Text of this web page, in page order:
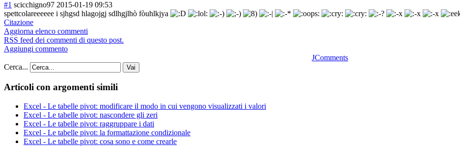
#1 scicchigno97 2015-01-19 09:53
spettcolareeeeee i sjhgsd hlagojgj sdlhgjlhò fòuhlkjya
Citazione
Aggiorna elenco commenti
RSS feed dei commenti di questo post.
Aggiungi commento
JComments
Cerca...
Vai
Articoli con argomenti simili
Excel - Le tabelle pivot: modificare il modo in cui vengono visualizzati i valori
Excel - Le tabelle pivot: nascondere gli zeri
Excel - Le tabelle pivot: raggruppare i dati
Excel - Le tabelle pivot: la formattazione condizionale
Excel - Le tabelle pivot: cosa sono e come crearle